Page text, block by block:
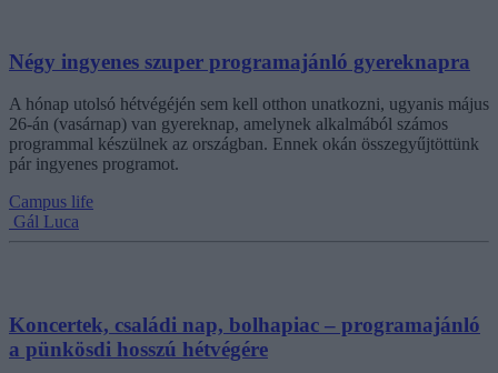
Négy ingyenes szuper programajánló gyereknapra
A hónap utolsó hétvégéjén sem kell otthon unatkozni, ugyanis május
26-án (vasárnap) van gyereknap, amelynek alkalmából számos
programmal készülnek az országban. Ennek okán összegyűjtöttünk
pár ingyenes programot.
Campus life
Gál Luca
Koncertek, családi nap, bolhapiac – programajánló
a pünkösdi hosszú hétvégére